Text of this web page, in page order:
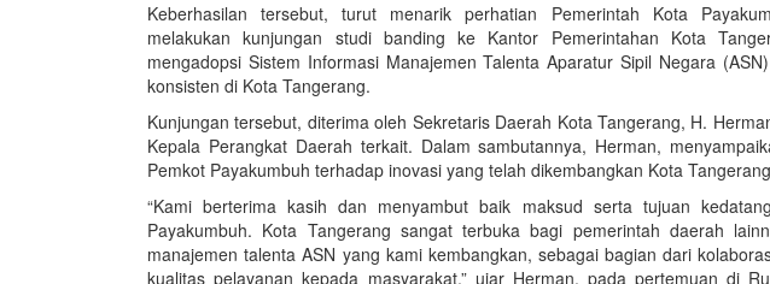
Keberhasilan tersebut, turut menarik perhatian Pemerintah Kota
melakukan kunjungan studi banding ke Kantor Pemerintahan Kota
mengadopsi Sistem Informasi Manajemen Talenta Aparatur Sipil Negara
konsisten di Kota Tangerang.
Kunjungan tersebut, diterima oleh Sekretaris Daerah Kota Tangerang, H.
Kepala Perangkat Daerah terkait. Dalam sambutannya, Herman,
Pemkot Payakumbuh terhadap inovasi yang telah dikembangkan Kota
“Kami berterima kasih dan menyambut baik maksud serta tujuan
Payakumbuh. Kota Tangerang sangat terbuka bagi pemerintah daerah
manajemen talenta ASN yang kami kembangkan, sebagai bagian dari
kualitas pelayanan kepada masyarakat,” ujar Herman, pada pertemuan di